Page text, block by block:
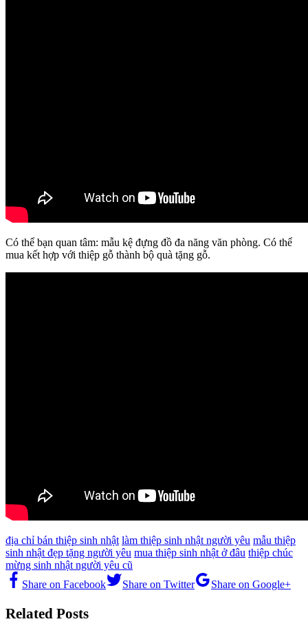
Có thể bạn quan tâm: mẫu kệ đựng đồ đa năng văn phòng. Có thể
mua kết hợp với thiệp gỗ thành bộ quà tặng gỗ.
địa chỉ bán thiệp sinh nhật làm thiệp sinh nhật người yêu mẫu thiệp
sinh nhật đẹp tặng người yêu mua thiệp sinh nhật ở đâu thiệp chúc
mừng sinh nhật người yêu cũ
Share on Facebook
Share on Twitter Share on Google+
Related Posts